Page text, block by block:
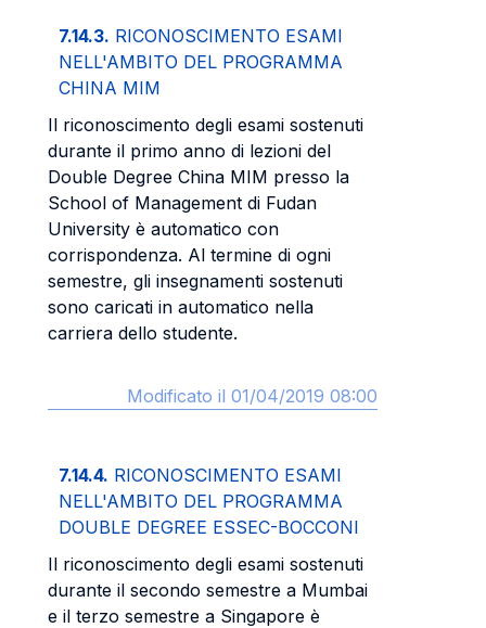
7.14.3. RICONOSCIMENTO ESAMI
NELL'AMBITO DEL PROGRAMMA
CHINA MIM
Il riconoscimento degli esami sostenuti
durante il primo anno di lezioni del
Double Degree China MIM presso la
School of Management di Fudan
University è automatico con
corrispondenza. Al termine di ogni
semestre, gli insegnamenti sostenuti
sono caricati in automatico nella
carriera dello studente.
Modificato il 01/04/2019 08:00
7.14.4. RICONOSCIMENTO ESAMI
NELL'AMBITO DEL PROGRAMMA
DOUBLE DEGREE ESSEC-BOCCONI
Il riconoscimento degli esami sostenuti
durante il secondo semestre a Mumbai
e il terzo semestre a Singapore è